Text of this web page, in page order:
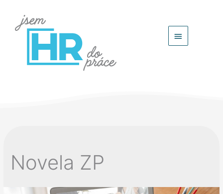
Hlavní
Novela ZP